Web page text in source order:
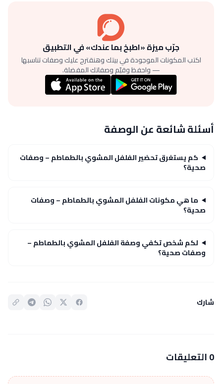
جرّب ميزة «اطبخ بما عندك» في التطبيق
اكتب المكونات الموجودة في بيتك وهنقترح عليك وصفات تناسبها
— واحفظ وقيّم وصفاتك المفضلة.
أسئلة شائعة عن الوصفة
كم يستغرق تحضير الفلفل المشوي بالطماطم – وصفات
صحية؟
ما هي مكونات الفلفل المشوي بالطماطم – وصفات
صحية؟
لكم شخص تكفي وصفة الفلفل المشوي بالطماطم –
وصفات صحية؟
شارك
0 التعليقات